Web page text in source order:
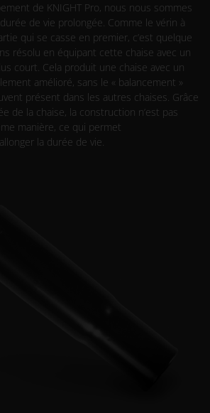
de KNIGHT Pro, nous nous sommes
de vie prolongée. Comme le vérin à
qui se casse en premier, c’est quelque
résolu en équipant cette chaise avec un
court. Cela produit une chaise avec un
amélioré, sans le « balancement »
présent dans les autres chaises. Grâce
de la chaise, la construction n’est pas
manière, ce qui permet
la durée de vie.